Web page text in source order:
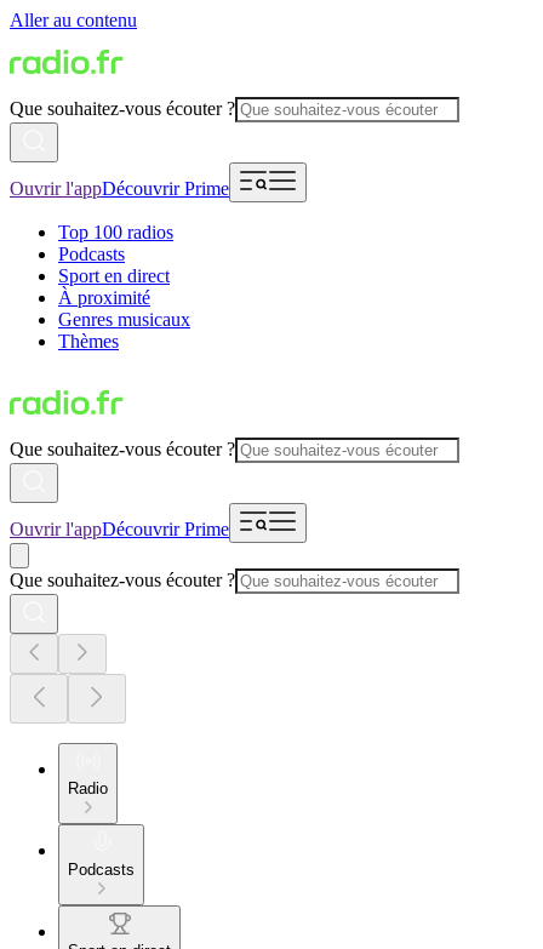
Aller au contenu
Que souhaitez-vous écouter ?
Ouvrir l'appDécouvrir Prime
Top 100 radios
Podcasts
Sport en direct
À proximité
Genres musicaux
Thèmes
Que souhaitez-vous écouter ?
Ouvrir l'appDécouvrir Prime
Que souhaitez-vous écouter ?
Radio
Podcasts